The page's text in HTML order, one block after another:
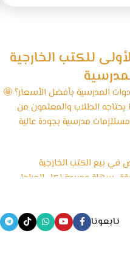
للكتب الخارجية
المدرسية بأفضل الأسعار؟ 🤩
الطلاب والمعلمون من
مدرسية بجودة عالية
في بيع الكتب الخارجية
سهلة ومريحة لكل المراحل
تعليمية موثوقة ومصادر
تابعونا